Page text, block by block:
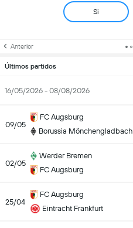
Si
Anterior
Últimos partidos
16/05/2026 - 08/08/2026
09/05
FC Augsburg
Borussia Mönchengladbach
02/05
Werder Bremen
FC Augsburg
25/04
FC Augsburg
Eintracht Frankfurt